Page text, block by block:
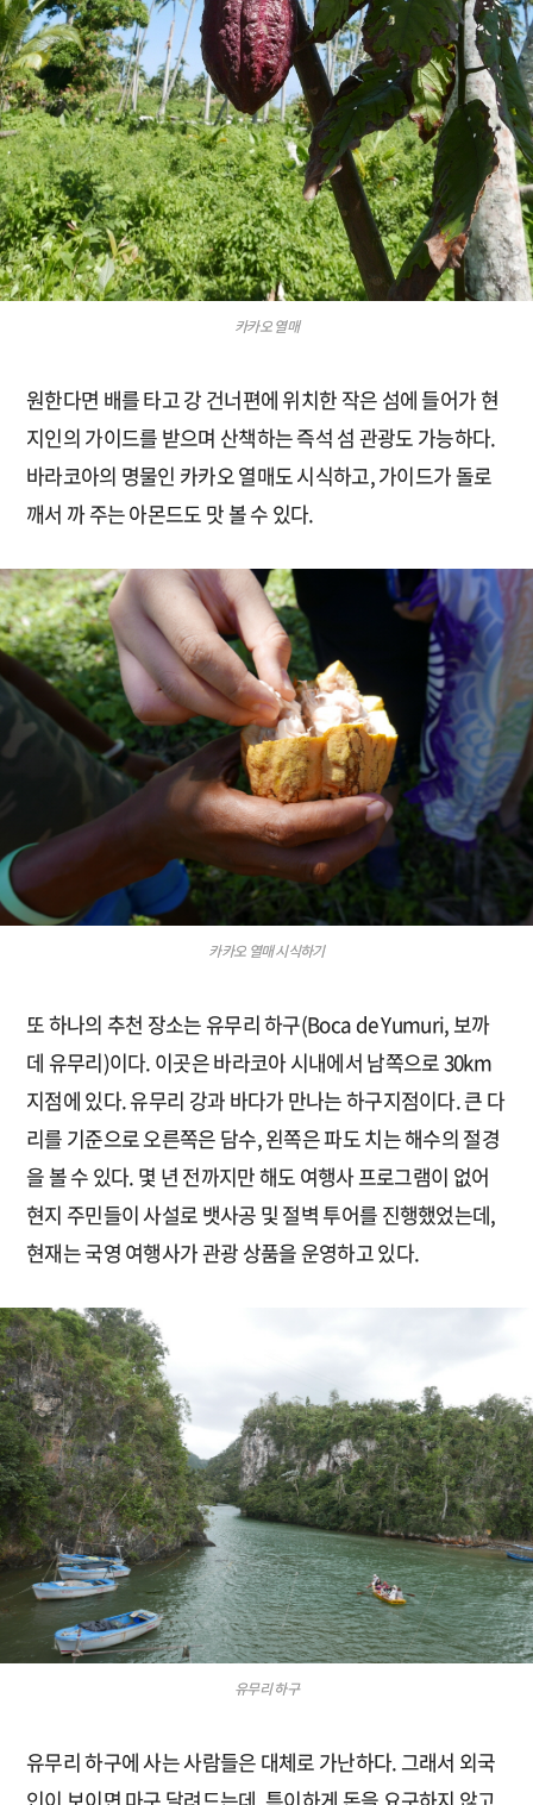
카카오 열매
원한다면 배를 타고 강 건너편에 위치한 작은 섬에 들어가 현
지인의 가이드를 받으며 산책하는 즉석 섬 관광도 가능하다.
바라코아의 명물인 카카오 열매도 시식하고, 가이드가 돌로
깨서 까 주는 아몬드도 맛 볼 수 있다.
카카오 열매 시식하기
또 하나의 추천 장소는 유무리 하구(Boca de Yumuri, 보까
데 유무리)이다. 이곳은 바라코아 시내에서 남쪽으로 30km
지점에 있다. 유무리 강과 바다가 만나는 하구지점이다. 큰 다
리를 기준으로 오른쪽은 담수, 왼쪽은 파도 치는 해수의 절경
을 볼 수 있다. 몇 년 전까지만 해도 여행사 프로그램이 없어
현지 주민들이 사설로 뱃사공 및 절벽 투어를 진행했었는데,
현재는 국영 여행사가 관광 상품을 운영하고 있다.
유무리 하구
유무리 하구에 사는 사람들은 대체로 가난하다. 그래서 외국